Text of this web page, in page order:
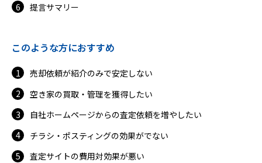
提言サマリー
このような方におすすめ
売却依頼が紹介のみで安定しない
空き家の買取・管理を獲得したい
自社ホームページからの査定依頼を増やしたい
チラシ・ポスティングの効果がでない
査定サイトの費用対効果が悪い